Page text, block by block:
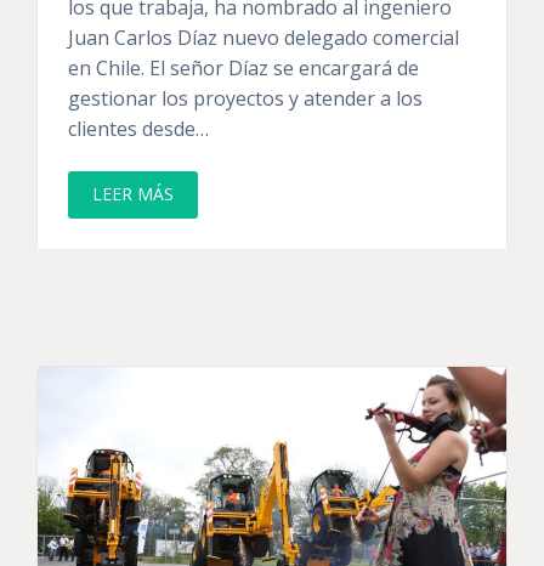
los que trabaja, ha nombrado al ingeniero
Juan Carlos Díaz nuevo delegado comercial
en Chile. El señor Díaz se encargará de
gestionar los proyectos y atender a los
clientes desde…
LEER MÁS